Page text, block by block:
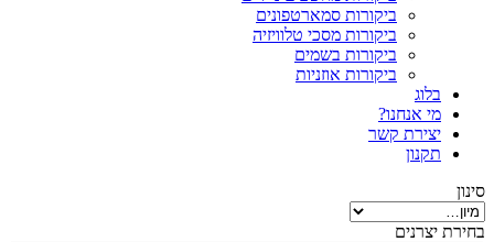
ביקורות סמארטפונים
ביקורות מסכי טלוויזיה
ביקורות בשמים
ביקורות אוזניות
בלוג
מי אנחנו?
יצירת קשר
תקנון
סינון
בחירת יצרנים